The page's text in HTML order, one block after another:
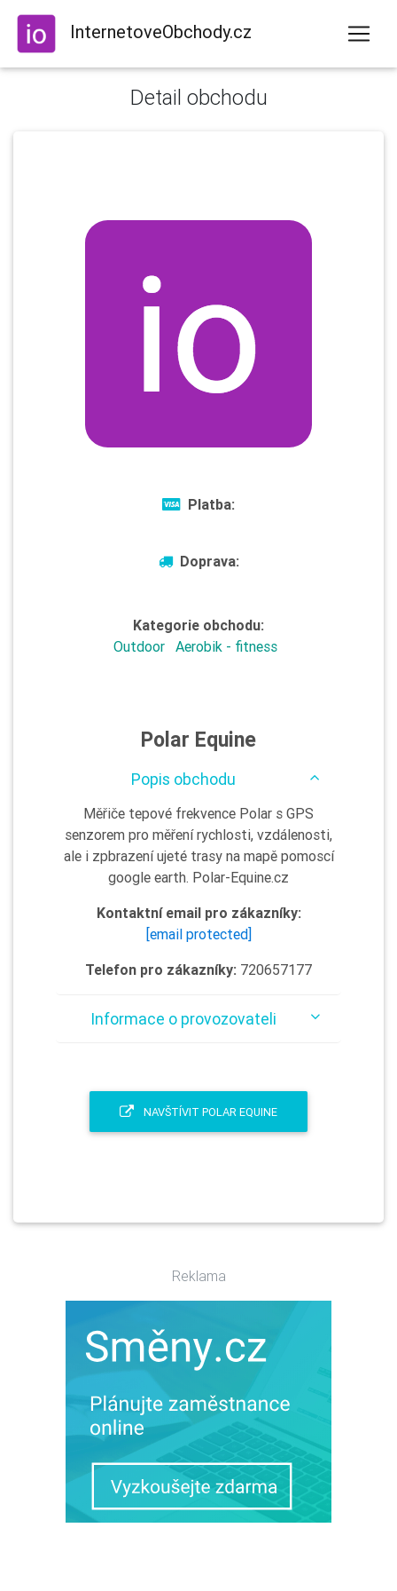
InternetoveObchody.cz
Detail obchodu
Platba:
Doprava:
Kategorie obchodu:
Outdoor
Aerobik - fitness
Polar Equine
Popis obchodu
Měřiče tepové frekvence Polar s GPS
senzorem pro měření rychlosti, vzdálenosti,
ale i zpbrazení ujeté trasy na mapě pomoscí
google earth. Polar-Equine.cz
Kontaktní email pro zákazníky:
[email protected]
Telefon pro zákazníky: 720657177
Informace o provozovateli
NAVŠTÍVIT POLAR EQUINE
Reklama